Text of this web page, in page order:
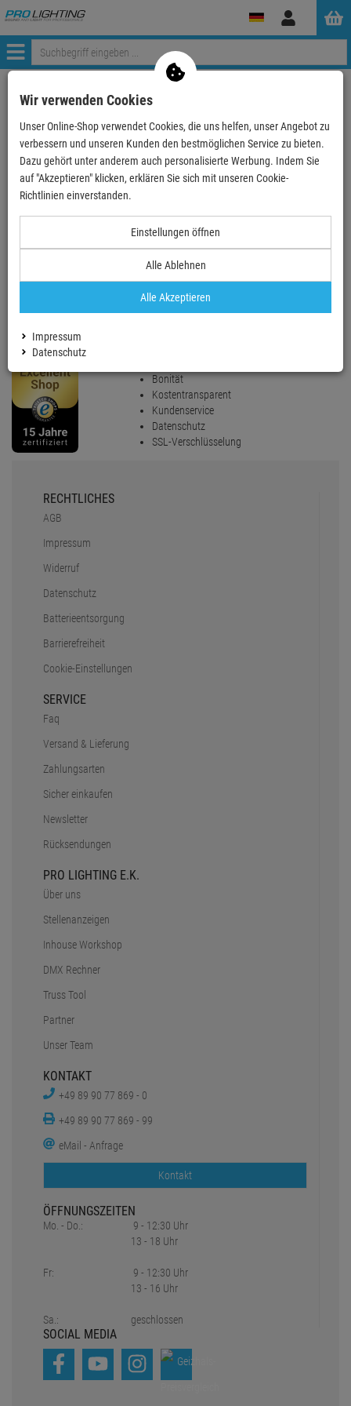
Anmelden
Menü
Mein Warenkorb
Zur Kasse
Ihr Warenkorb ist momentan leer.
SICHER UND BEQUEM BEZAHLEN
GEPRÜFTER SHOP
Bonität
Kostentransparent
Kundenservice
Datenschutz
SSL-Verschlüsselung
RECHTLICHES
AGB
Impressum
Widerruf
Datenschutz
Batterieentsorgung
Barrierefreiheit
Cookie-Einstellungen
SERVICE
Faq
Versand & Lieferung
Zahlungsarten
Sicher einkaufen
Newsletter
Rücksendungen
PRO LIGHTING E.K.
Über uns
Stellenanzeigen
Inhouse Workshop
DMX Rechner
Truss Tool
Partner
Unser Team
KONTAKT
+49 89 90 77 869 - 0
+49 89 90 77 869 - 99
eMail - Anfrage
Kontakt
ÖFFNUNGSZEITEN
Mo. - Do.:
Fr:
Sa.:
9 - 12:30 Uhr
13 - 18 Uhr
9 - 12:30 Uhr
13 - 16 Uhr
geschlossen
SOCIAL MEDIA
Wir verwenden Cookies
Unser Online-Shop verwendet Cookies, die uns helfen, unser Angebot zu
verbessern und unseren Kunden den bestmöglichen Service zu bieten.
Dazu gehört unter anderem auch personalisierte Werbung. Indem Sie
auf "Akzeptieren" klicken, erklären Sie sich mit unseren Cookie-
Richtlinien einverstanden.
Einstellungen öffnen
Alle Ablehnen
Alle Akzeptieren
Impressum
Datenschutz